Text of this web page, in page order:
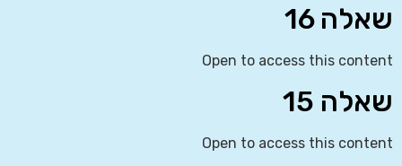
שאלה 16
Open to access this content
שאלה 15
Open to access this content